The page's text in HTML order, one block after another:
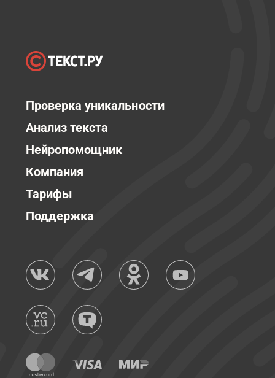
Проверка уникальности
Анализ текста
Нейропомощник
Компания
Тарифы
Поддержка